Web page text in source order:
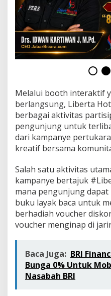
a
n
g
I
n
t
r
a
k
s
K
r
a
i
f
d
a
n
K
a
b
Melalui booth interaktif
berlangsung, Liberta
berbagai aktivitas
pengunjung untuk
dari kampanye
kreatif bersama
Salah satu aktivitas
kampanye bertajuk
mana pengunjung
buku layak baca untuk
berhadiah voucher
voucher menginap di
Baca Juga: BRI
Bunga 0% Untuk
Nasabah BRI